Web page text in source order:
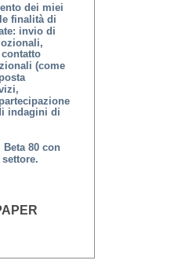
dei miei
finalità di
invio di
(come
indagini di
80 con